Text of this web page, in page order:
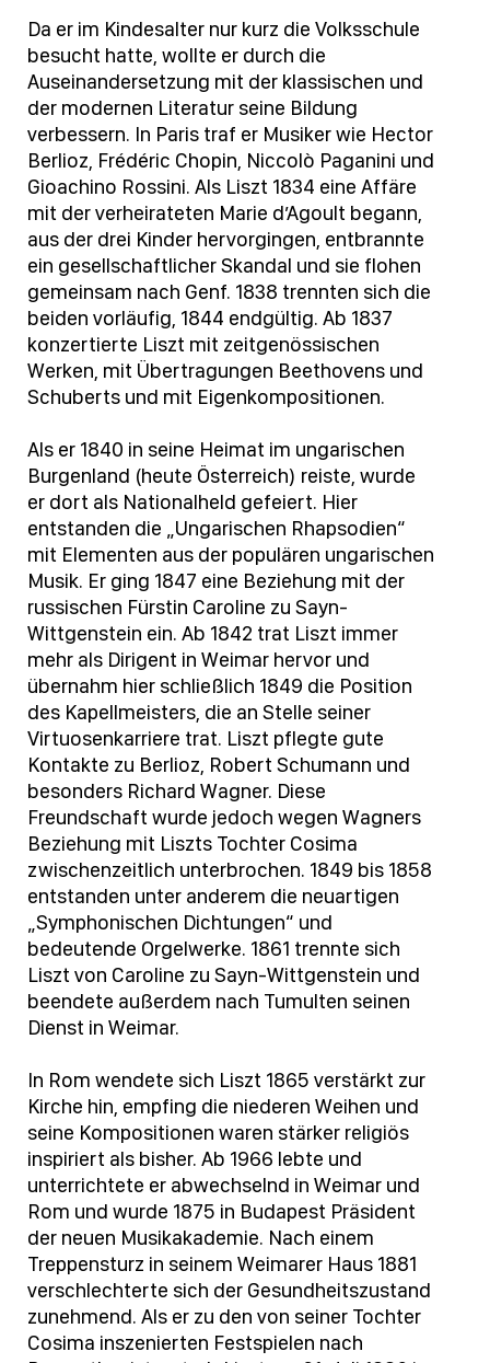
Da er im Kindesalter nur kurz die Volksschule
besucht hatte, wollte er durch die
Auseinandersetzung mit der klassischen und
der modernen Literatur seine Bildung
verbessern. In Paris traf er Musiker wie Hector
Berlioz, Frédéric Chopin, Niccolò Paganini und
Gioachino Rossini. Als Liszt 1834 eine Affäre
mit der verheirateten Marie d’Agoult begann,
aus der drei Kinder hervorgingen, entbrannte
ein gesellschaftlicher Skandal und sie flohen
gemeinsam nach Genf. 1838 trennten sich die
beiden vorläufig, 1844 endgültig. Ab 1837
konzertierte Liszt mit zeitgenössischen
Werken, mit Übertragungen Beethovens und
Schuberts und mit Eigenkompositionen.
Als er 1840 in seine Heimat im ungarischen
Burgenland (heute Österreich) reiste, wurde
er dort als Nationalheld gefeiert. Hier
entstanden die „Ungarischen Rhapsodien“
mit Elementen aus der populären ungarischen
Musik. Er ging 1847 eine Beziehung mit der
russischen Fürstin Caroline zu Sayn-
Wittgenstein ein. Ab 1842 trat Liszt immer
mehr als Dirigent in Weimar hervor und
übernahm hier schließlich 1849 die Position
des Kapellmeisters, die an Stelle seiner
Virtuosenkarriere trat. Liszt pflegte gute
Kontakte zu Berlioz, Robert Schumann und
besonders Richard Wagner. Diese
Freundschaft wurde jedoch wegen Wagners
Beziehung mit Liszts Tochter Cosima
zwischenzeitlich unterbrochen. 1849 bis 1858
entstanden unter anderem die neuartigen
„Symphonischen Dichtungen“ und
bedeutende Orgelwerke. 1861 trennte sich
Liszt von Caroline zu Sayn-Wittgenstein und
beendete außerdem nach Tumulten seinen
Dienst in Weimar.
In Rom wendete sich Liszt 1865 verstärkt zur
Kirche hin, empfing die niederen Weihen und
seine Kompositionen waren stärker religiös
inspiriert als bisher. Ab 1966 lebte und
unterrichtete er abwechselnd in Weimar und
Rom und wurde 1875 in Budapest Präsident
der neuen Musikakademie. Nach einem
Treppensturz in seinem Weimarer Haus 1881
verschlechterte sich der Gesundheitszustand
zunehmend. Als er zu den von seiner Tochter
Cosima inszenierten Festspielen nach